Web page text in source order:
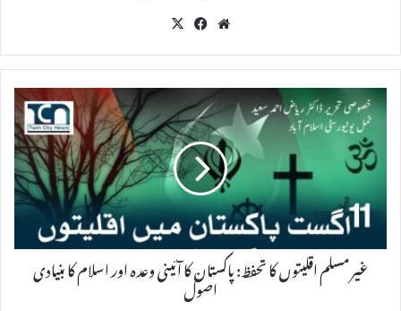
We
bsi
te
Fac
oo
k
غیر مسلم اقلیتوں کا تحفظ: پاکستان کا آئینی وعدہ اور اسلام کا بنیادی
اصول